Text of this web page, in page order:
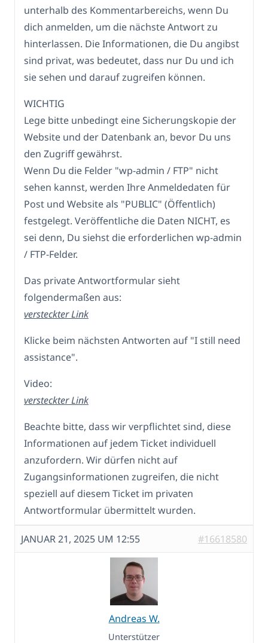
unterhalb des Kommentarbereichs, wenn Du
dich anmelden, um die nächste Antwort zu
hinterlassen. Die Informationen, die Du angibst
sind privat, was bedeutet, dass nur Du und ich
sie sehen und darauf zugreifen können.
WICHTIG
Lege bitte unbedingt eine Sicherungskopie der
Website und der Datenbank an, bevor Du uns
den Zugriff gewährst.
Wenn Du die Felder "wp-admin / FTP" nicht
sehen kannst, werden Ihre Anmeldedaten für
Post und Website als "PUBLIC" (Öffentlich)
festgelegt. Veröffentliche die Daten NICHT, es
sei denn, Du siehst die erforderlichen wp-admin
/ FTP-Felder.
Das private Antwortformular sieht
folgendermaßen aus:
versteckter Link
Klicke beim nächsten Antworten auf "I still need
assistance".
Video:
versteckter Link
Beachte bitte, dass wir verpflichtet sind, diese
Informationen auf jedem Ticket individuell
anzufordern. Wir dürfen nicht auf
Zugangsinformationen zugreifen, die nicht
speziell auf diesem Ticket im privaten
Antwortformular übermittelt wurden.
JANUAR 21, 2025 UM 12:55 #16618580
Andreas W.
Unterstützer